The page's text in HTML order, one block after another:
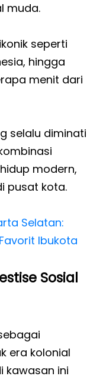
muda.
seperti
hingga
menit dari
selalu diminati
modern,
pusat kota.
Selatan:
Ibukota
Sosial
era kolonial
kawasan ini